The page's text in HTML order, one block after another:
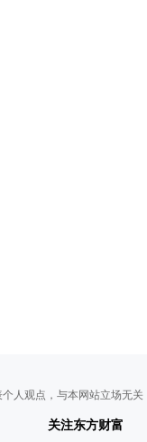
人观点，与本网站立场无
关注东方财富